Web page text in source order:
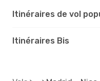
Itinéraires de vol
Itinéraires Bis